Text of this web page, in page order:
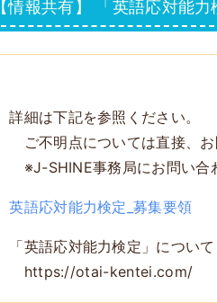
【情報共有】 「英語応対能
詳細は下記を参照ください。
ご不明点については直接、お
※J-SHINE事務局にお問い合
英語応対能力検定_募集要領
「英語応対能力検定」について
https://otai-kentei.com/